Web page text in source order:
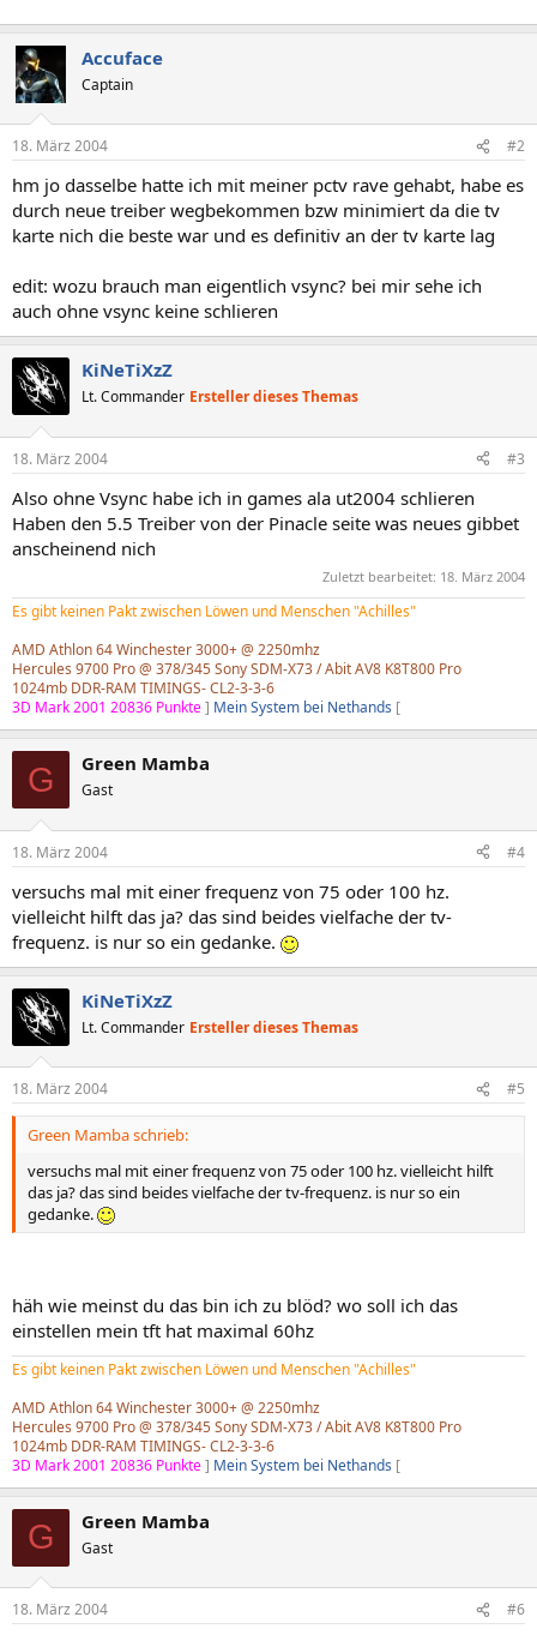
Accuface
Captain
18. März 2004 #2
hm jo dasselbe hatte ich mit meiner pctv rave gehabt, habe es
durch neue treiber wegbekommen bzw minimiert da die tv
karte nich die beste war und es definitiv an der tv karte lag
edit: wozu brauch man eigentlich vsync? bei mir sehe ich
auch ohne vsync keine schlieren
KiNeTiXzZ
Lt. Commander Ersteller dieses Themas
18. März 2004 #3
Also ohne Vsync habe ich in games ala ut2004 schlieren
Haben den 5.5 Treiber von der Pinacle seite was neues gibbet
anscheinend nich
Zuletzt bearbeitet: 18. März 2004
Es gibt keinen Pakt zwischen Löwen und Menschen "Achilles"
AMD Athlon 64 Winchester 3000+ @ 2250mhz
Hercules 9700 Pro @ 378/345 Sony SDM-X73 / Abit AV8 K8T800 Pro
1024mb DDR-RAM TIMINGS- CL2-3-3-6
3D Mark 2001 20836 Punkte] Mein System bei Nethands [
G Green Mamba
Gast
18. März 2004 #4
versuchs mal mit einer frequenz von 75 oder 100 hz.
vielleicht hilft das ja? das sind beides vielfache der tv-
frequenz. is nur so ein gedanke.
KiNeTiXzZ
Lt. Commander Ersteller dieses Themas
18. März 2004 #5
Green Mamba schrieb:
versuchs mal mit einer frequenz von 75 oder 100 hz. vielleicht hilft
das ja? das sind beides vielfache der tv-frequenz. is nur so ein
gedanke.
häh wie meinst du das bin ich zu blöd? wo soll ich das
einstellen mein tft hat maximal 60hz
Es gibt keinen Pakt zwischen Löwen und Menschen "Achilles"
AMD Athlon 64 Winchester 3000+ @ 2250mhz
Hercules 9700 Pro @ 378/345 Sony SDM-X73 / Abit AV8 K8T800 Pro
1024mb DDR-RAM TIMINGS- CL2-3-3-6
3D Mark 2001 20836 Punkte] Mein System bei Nethands [
G Green Mamba
Gast
18. März 2004 #6